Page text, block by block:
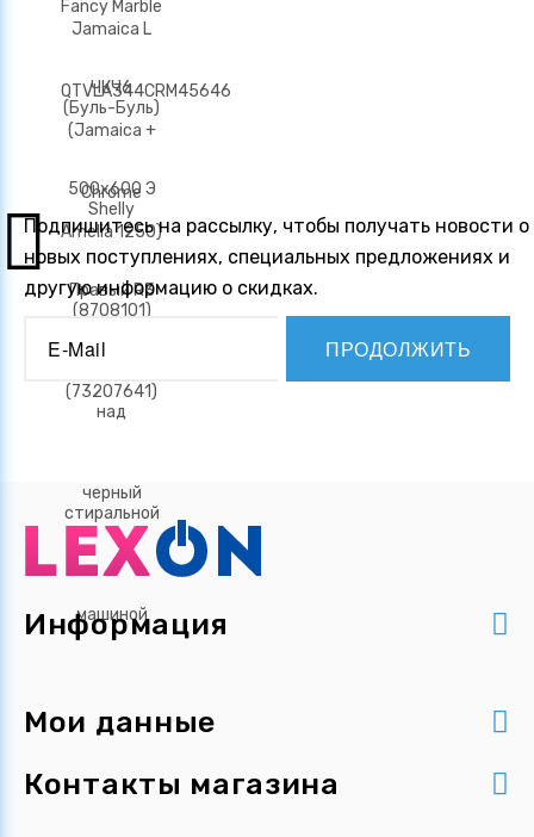
Подпишитесь на рассылку, чтобы получать новости о
новых поступлениях, специальных предложениях и
другую информацию о скидках.
ПРОДОЛЖИТЬ
Информация
Мои данные
Контакты магазина